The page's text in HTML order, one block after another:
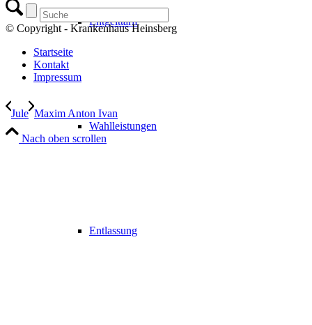
Entgelttarif
Wahlleistungen
Entlassung
© Copyright - Krankenhaus Heinsberg
Startseite
Kontakt
Impressum
Jule Maxim Anton Ivan
Nach oben scrollen